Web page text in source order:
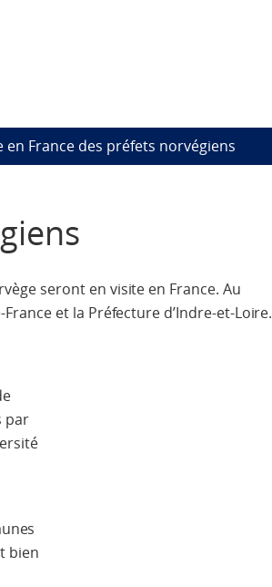
en France des préfets norvégiens
seront en visite en France. Au
et la Préfecture d’Indre-et-Loire.
par
bien